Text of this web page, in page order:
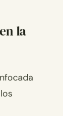
la